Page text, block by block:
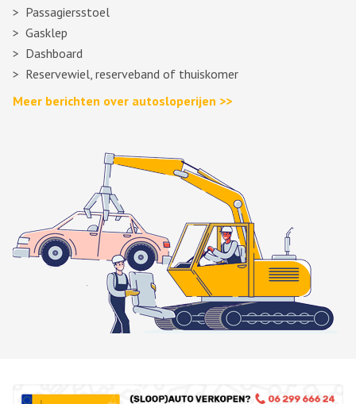
Passagiersstoel
Gasklep
Dashboard
Reservewiel, reserveband of thuiskomer
Meer berichten over autosloperijen >>